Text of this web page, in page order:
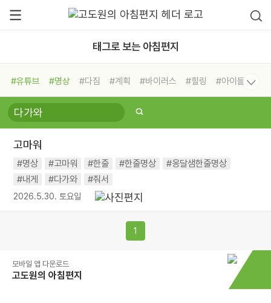
태그로 보는 아침편지
#유튜브 #명상 #다짐 #계획 #바이러스 #힐링
#아이들
#비전캠프
#독서캠프 #삶
#희망
#나눔 #친구 #링컨학교
#독서
고마워
#명상 #고마워 #한줄 #한줄명상
#옹달샘한줄명상
#내게
#다가와 #줘서
2026.5.30. 토요일
1
모바일 앱 다운로드
고도원의 아침편지